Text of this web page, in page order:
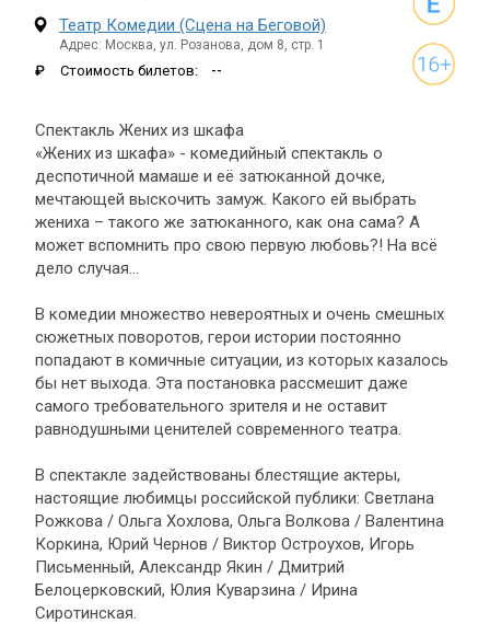
Театр Комедии (Сцена на Беговой)
Адрес: Москва, ул. Розанова, дом 8, стр. 1
₽ Стоимость билетов: --
Спектакль Жених из шкафа
«Жених из шкафа» - комедийный спектакль о
деспотичной мамаше и её затюканной дочке,
мечтающей выскочить замуж. Какого ей выбрать
жениха – такого же затюканного, как она сама? А
может вспомнить про свою первую любовь?! На всё
дело случая...
В комедии множество невероятных и очень смешных
сюжетных поворотов, герои истории постоянно
попадают в комичные ситуации, из которых казалось
бы нет выхода. Эта постановка рассмешит даже
самого требовательного зрителя и не оставит
равнодушными ценителей современного театра.
В спектакле задействованы блестящие актеры,
настоящие любимцы российской публики: Светлана
Рожкова / Ольга Хохлова, Ольга Волкова / Валентина
Коркина, Юрий Чернов / Виктор Остроухов, Игорь
Письменный, Александр Якин / Дмитрий
Белоцерковский, Юлия Куварзина / Ирина
Сиротинская.